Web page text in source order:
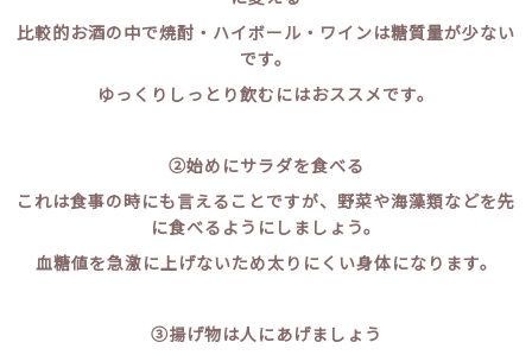
比較的お酒の中で焼酎・ハイボール・ワインは糖質量が少ない
です。
ゆっくりしっとり飲むにはおススメです。
②始めにサラダを食べる
これは食事の時にも言えることですが、野菜や海藻類などを先
に食べるようにしましょう。
血糖値を急激に上げないため太りにくい身体になります。
③揚げ物は人にあげましょう